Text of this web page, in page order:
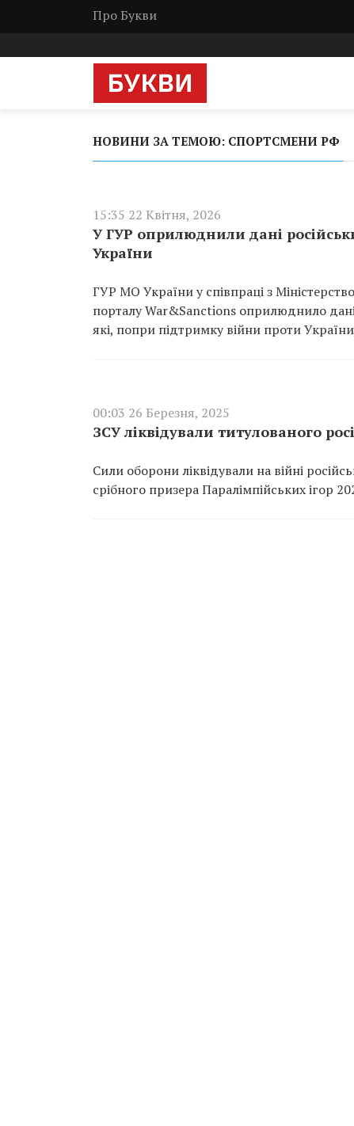
Про Букви
НОВИНИ ЗА ТЕМОЮ: СПОРТСМЕНИ РФ
15:35 22 Квітня, 2026
У ГУР оприлюднили дані
України
ГУР МО України у співпраці з
порталу War&Sanctions оприлюднило
які, попри підтримку війни проти
00:03 26 Березня, 2025
ЗСУ ліквідували титулованого
Сили оборони ліквідували на війні
срібного призера Паралімпійських ігор